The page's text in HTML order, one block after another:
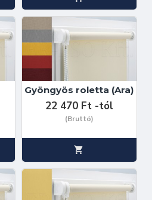
Gyöngyös roletta (Ara)
22 470 Ft -tól
(Bruttó)